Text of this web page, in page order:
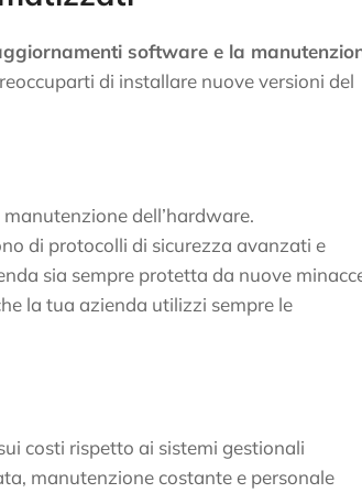
software e la
di installare nuove versioni del
dell’hardware.
di protocolli di sicurezza avanzati e
sia sempre protetta da nuove
la tua azienda utilizzi sempre le
costi rispetto ai sistemi gestionali
manutenzione costante e personale